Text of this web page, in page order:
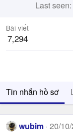
Last seen
Bài viết
7,294
Tin nhắn hồ sơ
wubim 20/